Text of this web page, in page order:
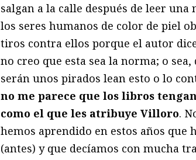
salgan a la calle después de leer
los seres humanos de color de piel
tiros contra ellos porque el autor
no creo que esta sea la norma; o
serán unos pirados lean esto o lo
no me parece que los libros
como el que les atribuye Villoro.
hemos aprendido en estos años que
(antes) y que decíamos con mucha